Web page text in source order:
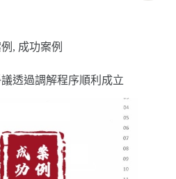
, 成功案例
透過調解程序順利成立